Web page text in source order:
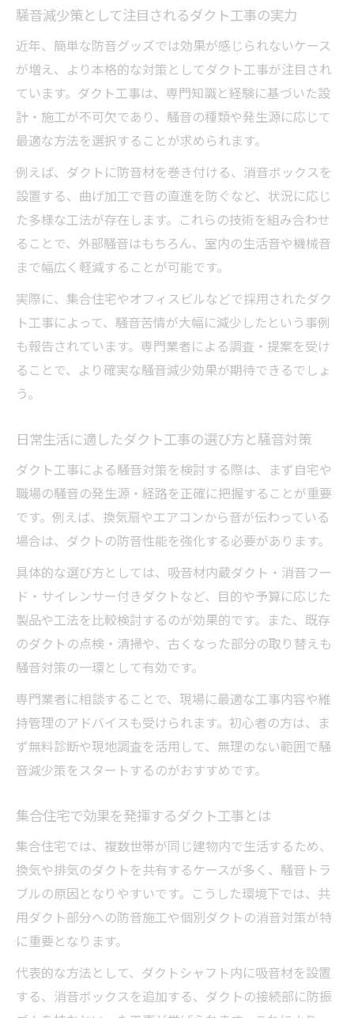
騒音が気にならなくなる住空間改善法を解説
ダクト工事を活かした騒音減少策のポイン
ト
騒音が気にならない住空間をつくる工夫と
工事
ダクト工事と併せたい簡単な騒音対策アイ
デア
住まい全体の騒音を抑える最新ダクト工事
技術
心地よい生活を支える騒音減少策の実践方
法
快適生活へ導く騒音対策とダクト工事の効果
快適生活に直結するダクト工事の騒音対策
力
騒音減少策としてのダクト工事の実際の効
住まいの快適性を高める騒音減少策の選び
方
ダクト工事で実感できる静かな暮らしのメ
リット
騒音対策とダクト工事を両立するベストプ
ラン
日常で使える騒音減少策と工事活用のポイント
日常生活で役立つ騒音減少策とダクト工事
の工夫
手軽に始める騒音対策とプロによるダクト
ダクト工事の前後で変わる騒音環境の違い
騒音を減らすために知っておきたい工事ポ
イント
騒音減少策として注目されるダクト工事の実力
近年、簡単な防音グッズでは効果が感じられないケース
が増え、より本格的な対策としてダクト工事が注目され
ています。ダクト工事は、専門知識と経験に基づいた設
計・施工が不可欠であり、騒音の種類や発生源に応じて
最適な方法を選択することが求められます。
例えば、ダクトに防音材を巻き付ける、消音ボックスを
設置する、曲げ加工で音の直進を防ぐなど、状況に応じ
た多様な工法が存在します。これらの技術を組み合わせ
ることで、外部騒音はもちろん、室内の生活音や機械音
まで幅広く軽減することが可能です。
実際に、集合住宅やオフィスビルなどで採用されたダク
ト工事によって、騒音苦情が大幅に減少したという事例
も報告されています。専門業者による調査・提案を受け
ることで、より確実な騒音減少効果が期待できるでしょ
う。
日常生活に適したダクト工事の選び方と騒音対策
ダクト工事による騒音対策を検討する際は、まず自宅や
職場の騒音の発生源・経路を正確に把握することが重要
です。例えば、換気扇やエアコンから音が伝わっている
場合は、ダクトの防音性能を強化する必要があります。
具体的な選び方としては、吸音材内蔵ダクト・消音フー
ド・サイレンサー付きダクトなど、目的や予算に応じた
製品や工法を比較検討するのが効果的です。また、既存
のダクトの点検・清掃や、古くなった部分の取り替えも
騒音対策の一環として有効です。
専門業者に相談することで、現場に最適な工事内容や維
持管理のアドバイスも受けられます。初心者の方は、ま
ず無料診断や現地調査を活用して、無理のない範囲で騒
音減少策をスタートするのがおすすめです。
集合住宅で効果を発揮するダクト工事とは
集合住宅では、複数世帯が同じ建物内で生活するため、
換気や排気のダクトを共有するケースが多く、騒音トラ
ブルの原因となりやすいです。こうした環境下では、共
用ダクト部分への防音施工や個別ダクトの消音対策が特
に重要となります。
代表的な方法として、ダクトシャフト内に吸音材を設置
する、消音ボックスを追加する、ダクトの接続部に防振